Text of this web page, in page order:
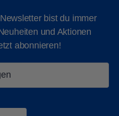
bist du immer
und Aktionen
abonnieren!